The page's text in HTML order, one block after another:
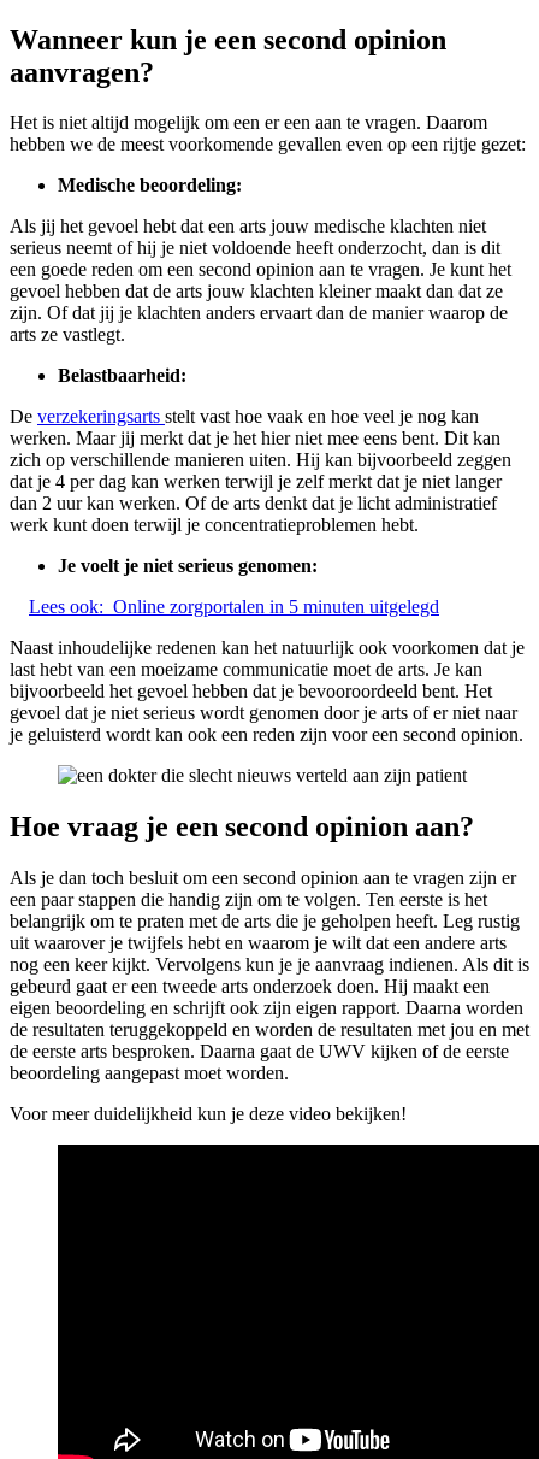
Wanneer kun je een second opinion
aanvragen?
Het is niet altijd mogelijk om een er een aan te vragen. Daarom
hebben we de meest voorkomende gevallen even op een rijtje gezet:
Medische beoordeling:
Als jij het gevoel hebt dat een arts jouw medische klachten niet
serieus neemt of hij je niet voldoende heeft onderzocht, dan is dit
een goede reden om een second opinion aan te vragen. Je kunt het
gevoel hebben dat de arts jouw klachten kleiner maakt dan dat ze
zijn. Of dat jij je klachten anders ervaart dan de manier waarop de
arts ze vastlegt.
Belastbaarheid:
De verzekeringsarts stelt vast hoe vaak en hoe veel je nog kan
werken. Maar jij merkt dat je het hier niet mee eens bent. Dit kan
zich op verschillende manieren uiten. Hij kan bijvoorbeeld zeggen
dat je 4 per dag kan werken terwijl je zelf merkt dat je niet langer
dan 2 uur kan werken. Of de arts denkt dat je licht administratief
werk kunt doen terwijl je concentratieproblemen hebt.
Je voelt je niet serieus genomen:
Lees ook: Online zorgportalen in 5 minuten uitgelegd
Naast inhoudelijke redenen kan het natuurlijk ook voorkomen dat je
last hebt van een moeizame communicatie moet de arts. Je kan
bijvoorbeeld het gevoel hebben dat je bevooroordeeld bent. Het
gevoel dat je niet serieus wordt genomen door je arts of er niet naar
je geluisterd wordt kan ook een reden zijn voor een second opinion.
Hoe vraag je een second opinion aan?
Als je dan toch besluit om een second opinion aan te vragen zijn er
een paar stappen die handig zijn om te volgen. Ten eerste is het
belangrijk om te praten met de arts die je geholpen heeft. Leg rustig
uit waarover je twijfels hebt en waarom je wilt dat een andere arts
nog een keer kijkt. Vervolgens kun je je aanvraag indienen. Als dit is
gebeurd gaat er een tweede arts onderzoek doen. Hij maakt een
eigen beoordeling en schrijft ook zijn eigen rapport. Daarna worden
de resultaten teruggekoppeld en worden de resultaten met jou en met
de eerste arts besproken. Daarna gaat de UWV kijken of de eerste
beoordeling aangepast moet worden.
Voor meer duidelijkheid kun je deze video bekijken!